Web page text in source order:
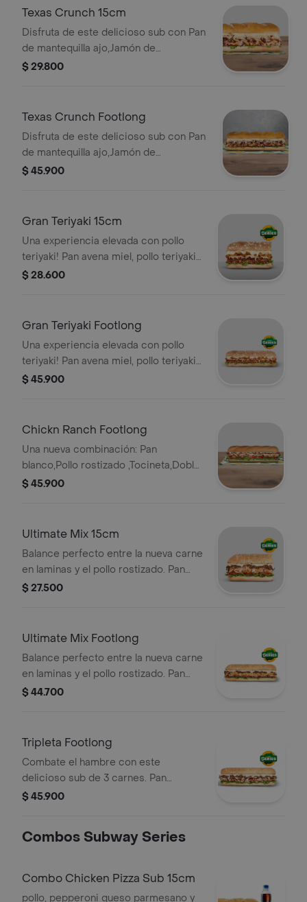
cm.
Texas Crunch 15cm
Disfruta de este delicioso sub con Pan
de mantequilla ajo,Jamón de
Cerdo,Pernil de cerdo,Maíz,Mozzarella
$ 29.800
Texas Crunch Footlong
Disfruta de este delicioso sub con Pan
de mantequilla ajo,Jamón de
Cerdo,Pernil de cerdo,Maíz,Mozzarella
$ 45.900
Gran Teriyaki 15cm
Una experiencia elevada con pollo
teriyaki! Pan avena miel, pollo teriyaki,
pepperoni, queso americano, queso
crujientes. Sub de 15 cm.
$ 28.600
Gran Teriyaki Footlong
Una experiencia elevada con pollo
teriyaki! Pan avena miel, pollo teriyaki,
pepperoni, queso americano, queso
crujientes. Sub de 30 cm.
$ 45.900
Chickn Ranch Footlong
Una nueva combinación: Pan
blanco,Pollo rostizado ,Tocineta,Doble
Queso americano ,Salsa ranch
$ 45.900
Ultimate Mix 15cm
Balance perfecto entre la nueva carne
en laminas y el pollo rostizado. Pan
orégano parmesano, Carne en
salsa alioli pimentón.
$ 27.500
Ultimate Mix Footlong
Balance perfecto entre la nueva carne
en laminas y el pollo rostizado. Pan
orégano parmesano, Carne deluxe,
30 cm.
$ 44.700
Tripleta Footlong
Combate el hambre con este
delicioso sub de 3 carnes. Pan
orégano parmesano, Carne de res en
pimentones, lechuga.
$ 45.900
Combos Subway Series
Combo Chicken Pizza Sub 15cm
pollo, pepperoni queso parmesano y